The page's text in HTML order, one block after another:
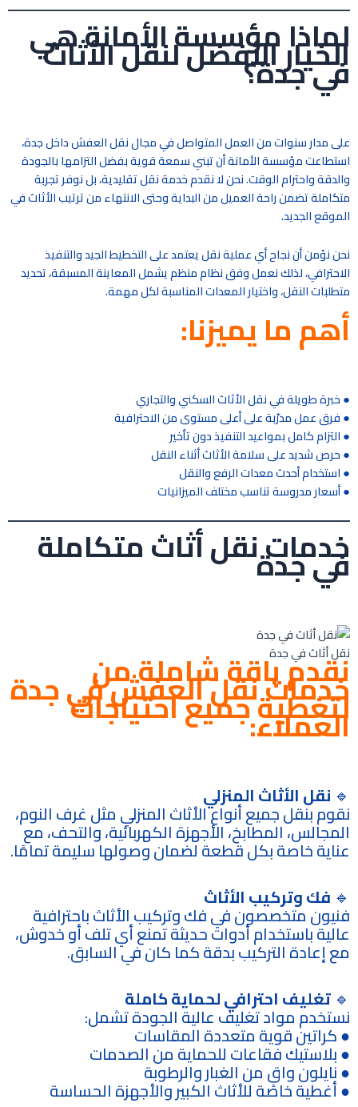
لماذا مؤسسة الأمانة هي
الخيار الأفضل لنقل الأثاث
في جدة؟
على مدار سنوات من العمل المتواصل في مجال نقل العفش داخل جدة،
استطاعت مؤسسة الأمانة أن تبني سمعة قوية بفضل التزامها بالجودة
والدقة واحترام الوقت. نحن لا نقدم خدمة نقل تقليدية، بل نوفر تجربة
متكاملة تضمن راحة العميل من البداية وحتى الانتهاء من ترتيب الأثاث في
الموقع الجديد.
نحن نؤمن أن نجاح أي عملية نقل يعتمد على التخطيط الجيد والتنفيذ
الاحترافي، لذلك نعمل وفق نظام منظم يشمل المعاينة المسبقة، تحديد
متطلبات النقل، واختيار المعدات المناسبة لكل مهمة.
أهم ما يميزنا:
● خبرة طويلة في نقل الأثاث السكني والتجاري
● فرق عمل مدرّبة على أعلى مستوى من الاحترافية
● التزام كامل بمواعيد التنفيذ دون تأخير
● حرص شديد على سلامة الأثاث أثناء النقل
● استخدام أحدث معدات الرفع والنقل
● أسعار مدروسة تناسب مختلف الميزانيات
خدمات نقل أثاث متكاملة
في جدة
نقل أثاث في جدة
نقدم باقة شاملة من
خدمات نقل العفش في جدة
لتغطية جميع احتياجات
العملاء:
🔹 نقل الأثاث المنزلي
نقوم بنقل جميع أنواع الأثاث المنزلي مثل غرف النوم،
المجالس، المطابخ، الأجهزة الكهربائية، والتحف، مع
عناية خاصة بكل قطعة لضمان وصولها سليمة تمامًا.
🔹 فك وتركيب الأثاث
فنيون متخصصون في فك وتركيب الأثاث باحترافية
عالية باستخدام أدوات حديثة تمنع أي تلف أو خدوش،
مع إعادة التركيب بدقة كما كان في السابق.
🔹تغليف احترافي لحماية كاملة
نستخدم مواد تغليف عالية الجودة تشمل:
● كراتين قوية متعددة المقاسات
● بلاستيك فقاعات للحماية من الصدمات
● نايلون واقٍ من الغبار والرطوبة
● أغطية خاصة للأثاث الكبير والأجهزة الحساسة